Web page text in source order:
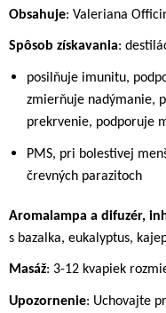
Obsahuje: Valeriana
Spôsob získavania:
posilňuje imunitu,
zmierňuje nadýmanie,
prekrvenie, podporuje
PMS, pri bolestivej
črevných parazitoch
Aromalampa a difuzér,
s bazalka, eukalyptus,
Masáž: 3-12 kvapiek
Upozornenie: Uchovajte